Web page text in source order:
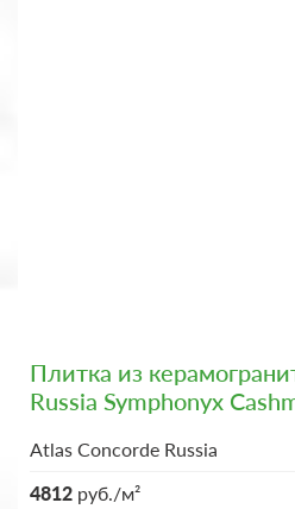
Плитка из
Russia Symphonyx
Atlas Concorde Russia
4812 руб./м²